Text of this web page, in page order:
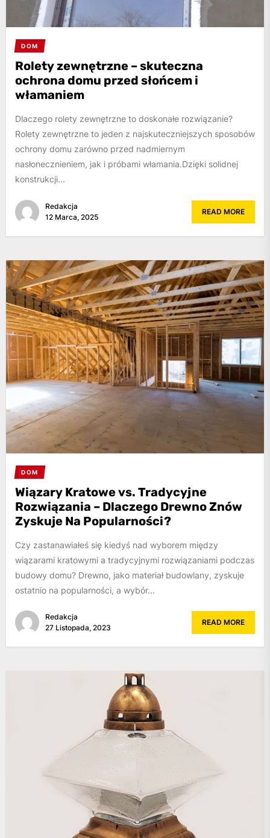
DOM
Rolety zewnętrzne – skuteczna
ochrona domu przed słońcem i
włamaniem
Dlaczego rolety zewnętrzne to doskonałe rozwiązanie?
Rolety zewnętrzne to jeden z najskuteczniejszych sposobów
ochrony domu zarówno przed nadmiernym
nasłonecznieniem, jak i próbami włamania.Dzięki solidnej
konstrukcji...
Redakcja
12 Marca, 2025
READ MORE
DOM
Wiązary Kratowe vs. Tradycyjne
Rozwiązania – Dlaczego Drewno Znów
Zyskuje Na Popularności?
Czy zastanawiałeś się kiedyś nad wyborem między
wiązarami kratowymi a tradycyjnymi rozwiązaniami podczas
budowy domu? Drewno, jako materiał budowlany, zyskuje
ostatnio na popularności, a wybór...
Redakcja
27 Listopada, 2023
READ MORE